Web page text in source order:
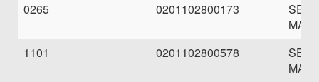
0265
0201102800173
1101
0201102800578